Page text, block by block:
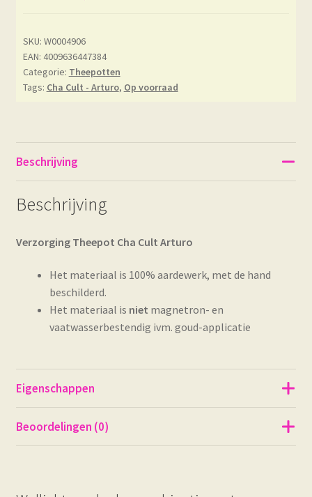
SKU: W0004906
EAN: 4009636447384
Categorie: Theepotten
Tags: Cha Cult - Arturo, Op voorraad
Beschrijving
Beschrijving
Verzorging Theepot Cha Cult Arturo
Het materiaal is 100% aardewerk, met de hand
beschilderd.
Het materiaal is niet magnetron- en
vaatwasserbestendig ivm. goud-applicatie
Eigenschappen
Beoordelingen (0)